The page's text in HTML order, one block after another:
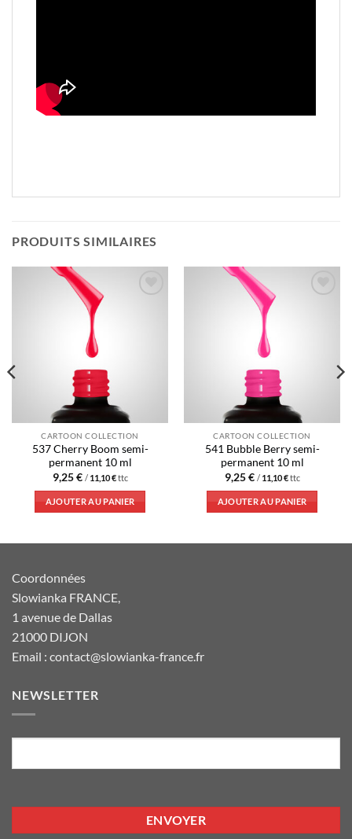
PRODUITS SIMILAIRES
CARTOON COLLECTION
537 Cherry Boom semi-
permanent 10 ml
9,25€ / 11,10€ttc
AJOUTER AU PANIER
CARTOON COLLECTION
541 Bubble Berry semi-
permanent 10 ml
9,25€ / 11,10€ttc
AJOUTER AU PANIER
Coordonnées
Slowianka FRANCE,
1 avenue de Dallas
21000 DIJON
Email : contact@slowianka-france.fr
NEWSLETTER
E-